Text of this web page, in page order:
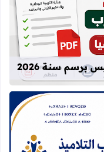
عن نتائج الحركة
برسم سنة 2026